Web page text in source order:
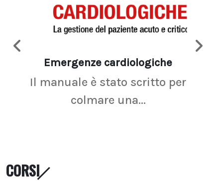
Emergenze cardiologiche
Il manuale è stato scritto per
colmare una...
CORSI